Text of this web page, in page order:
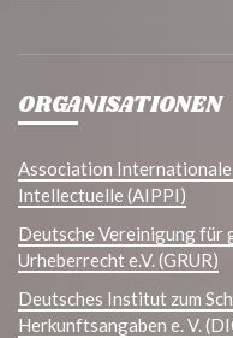
ORGANISATIONEN
Association
Intellectuelle (AIPPI)
Deutsche Vereinigung für
Urheberrecht e.V. (GRUR)
Deutsches Institut zum
Herkunftsangaben e. V.